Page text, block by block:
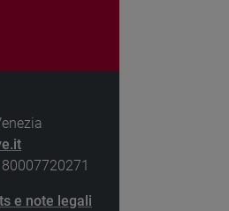
80007720271
e note legali